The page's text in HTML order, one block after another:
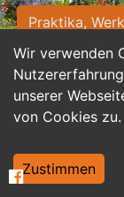
Wir verwenden
unserer
von Cookies zu.
Zustimmen
Praktika,
Hilfskräfte,